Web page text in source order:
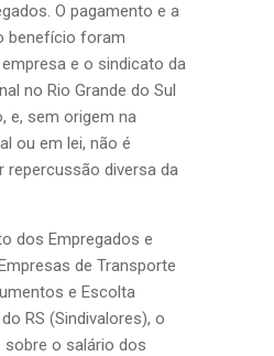
O pagamento e a
benefício foram
e o sindicato da
no Rio Grande do Sul
e, sem origem na
ou em lei, não é
repercussão diversa da
dos Empregados e
de Transporte
e Escolta
RS (Sindivalores), o
sobre o salário dos